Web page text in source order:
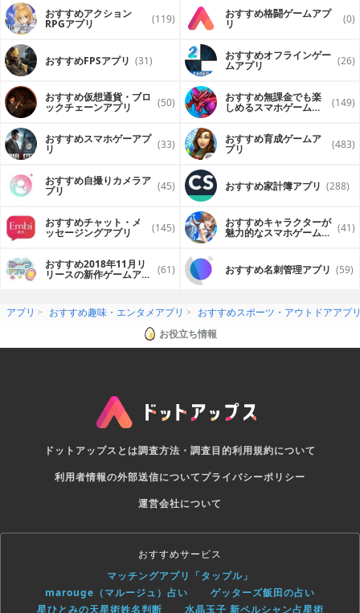
おすすめアクション
RPGアプリ (119) おすすめ格闘ゲームアプ
リ (0)
おすすめFPSアプリ (31) おすすめオフラインゲー
ムアプリ (26)
おすすめ仮想通貨・ブロ
ックチェーンアプリ (50) おすすめ無課金でも楽
しめるスマホゲームア (149)
おすすめスマホゲーアプ
リ (33) おすすめ育成ゲームア
プリ (483)
おすすめ自撮りカメラア
プリ (45) おすすめ家計簿アプリ (288)
おすすめチャット・メ
ッセージングアプリ (145) おすすめキャラクターが
魅力的なスマホゲームア (41)
おすすめ2018年11月リ
リースの新作ゲームアプ (61) おすすめ名刺管理アプリ (59)
アプリ おすすめ趣味・エンタメアプリ
おすすめスポーツ・アウトドアアプ
お役立ち情報
ドットアップスとは調査方法・調査目的利用規約について
利用者情報の外部送信についてプライバシーポリシー
運営会社について
おすすめサービス
マッチングアプリ「タップル」
marouge（マルージュ）占い
ゲッターズ飯田の占い
星ひとみの天星術姓名判断
水晶玉子 新ペルシャン占星術